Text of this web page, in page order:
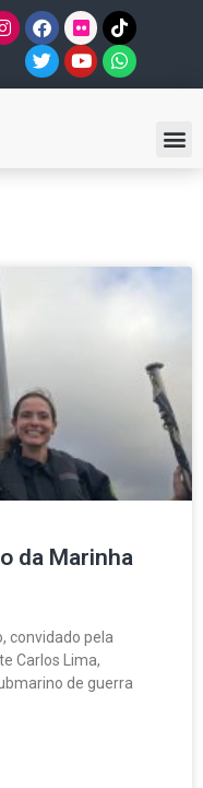
da Marinha
convidado pela
Carlos Lima,
de guerra